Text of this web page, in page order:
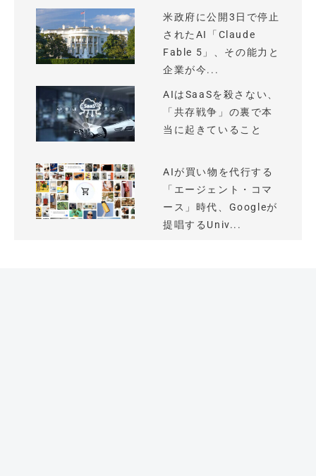
米政府に公開3日で停止
されたAI「Claude
Fable 5」、その能力と
企業が今...
AIはSaaSを殺さない、
「共存戦争」の裏で本
当に起きていること
AIが買い物を代行する
「エージェント・コマ
ース」時代、Googleが
提唱するUniv...